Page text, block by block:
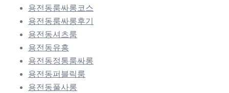
용전동룸싸롱코스
용전동룸싸롱후기
용전동셔츠룸
용전동유흥
용전동정통룸싸롱
용전동퍼블릭룸
용전동풀사롱